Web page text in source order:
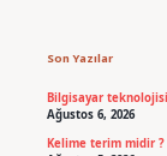
Son Yazılar
Bilgisayar
Ağustos 6, 2026
Kelime terim midir ?